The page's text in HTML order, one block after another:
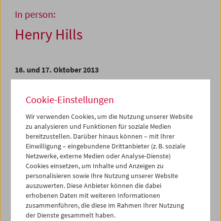
In person:
Henry Hills
16. und 17. Oktober 2013
your eyes are sore afterwards you know you’re getting
Dies formuliert Henry Hills, zentraler Repräsentant der
New Yorker Kunstszene der 80er Jahre, in der Einleitung
zu seinem Buch ­Making Money. In Fortführung dieses
Gedankens lässt sich das Werk des in Prag, Wien und New
York lebenden Filmemachers als ein besonders
facettenreicher Trainingsplan der Sinne beschreiben: Da
finden sich tagebuchartige Essays(Porter Springs 4)
formal explosive Auseinandersetzungen mit dem Kapital
(Money)und Reflexionen über das Kino bzw. die eigene
Cookie-Einstellungen
Wir verwenden Cookies, um die Nutzung unserer Website
zu analysieren und Funktionen für soziale Medien
bereitzustellen. Darüber hinaus können – mit Ihrer
Einwilligung – eingebundene Drittanbieter (z. B. soziale
Netzwerke, externe Medien oder Analyse-Dienste)
Cookies einsetzen, um Inhalte und Anzeigen zu
personalisieren sowie Ihre Nutzung unserer Website
auszuwerten. Diese Anbieter können die dabei
erhobenen Daten mit weiteren Informationen
zusammenführen, die diese im Rahmen Ihrer Nutzung
der Dienste gesammelt haben.